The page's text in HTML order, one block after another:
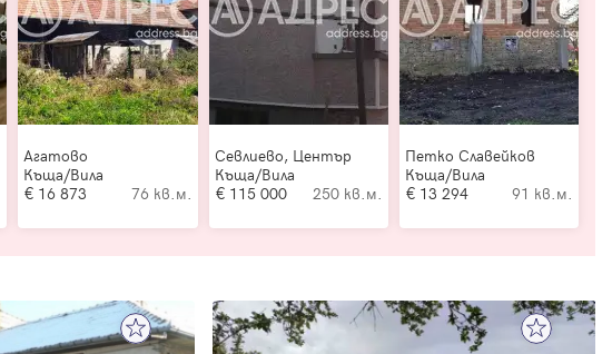
Агатово
Къща/Вила
16 873
76 кв.м.
Севлиево, Център
Къща/Вила
115 000
250 кв.м.
Петко Славейков
Къща/Вила
13 294
91 кв.м.